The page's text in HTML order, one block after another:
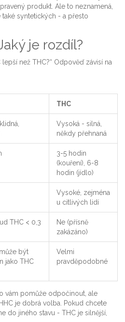
produkt. Ale to neznamená,
syntetických - a přesto
je rozdíl?
lepší než THC?“ Odpověď závisí na
THC
Vysoká - silná,
někdy přehnaná
3-5 hodin
(kouření), 6-8
hodin (jídlo)
Vysoké, zejména
u citlivých lidí
THC < 0,3
Ne (přísně
zakázáno)
být
jako THC
Velmi
pravděpodobné
vám pomůže odpočinout, ale
je dobrá volba. Pokud chcete
do jiného stavu - THC je silnější,